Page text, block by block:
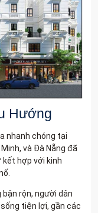
Hướng
nhanh chóng tại
và Đà Nẵng đã
kết hợp với kinh
bận rộn, người dân
tiện lợi, gần các